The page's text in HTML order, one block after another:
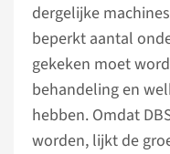
dergelijke
beperkt aantal
gekeken moet
behandeling en
hebben. Omdat
worden, lijkt de